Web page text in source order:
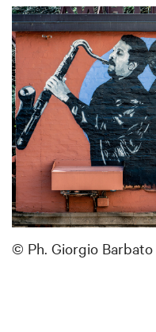
© Ph. Giorgio Barbato